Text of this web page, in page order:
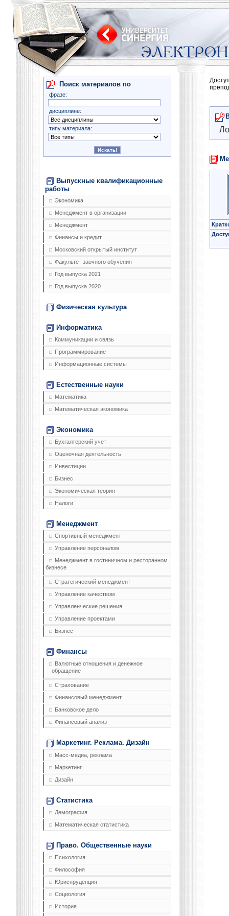
Поиск материалов по
фразе:
дисциплине:
типу материала:
Выпускные квалификационные
работы
Экономика
Менеджмент в организации
Менеджмент
Финансы и кредит
Московский открытый институт
Факультет заочного обучения
Год выпуска 2021
Год выпуска 2020
Физическая культура
Информатика
Коммуникации и связь
Программирование
Информационные системы
Естественные науки
Математика
Математическая экономика
Экономика
Бухгалтерский учет
Оценочная деятельность
Инвестиции
Бизнес
Экономическая теория
Налоги
Менеджмент
Спортивный менеджмент
Управление персоналом
Менеджмент в гостиничном и ресторанном
бизнесе
Стратегический менеджмент
Управление качеством
Управленческие решения
Управление проектами
Бизнес
Финансы
Валютные отношения и денежное
обращение
Страхование
Финансовый менеджмент
Банковское дело
Финансовый анализ
Маркетинг. Реклама. Дизайн
Масс-медиа, реклама
Маркетинг
Дизайн
Статистика
Демография
Математическая статистика
Право. Общественные науки
Психология
Философия
Юриспруденция
Социология
История